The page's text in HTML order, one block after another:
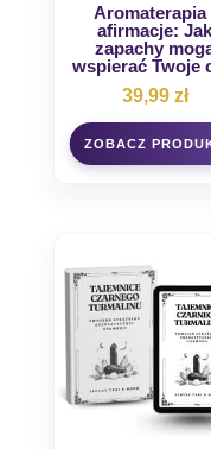
Aromaterapia
afirmacje: Jak
zapachy
wspierać Twoje
39,99 zł